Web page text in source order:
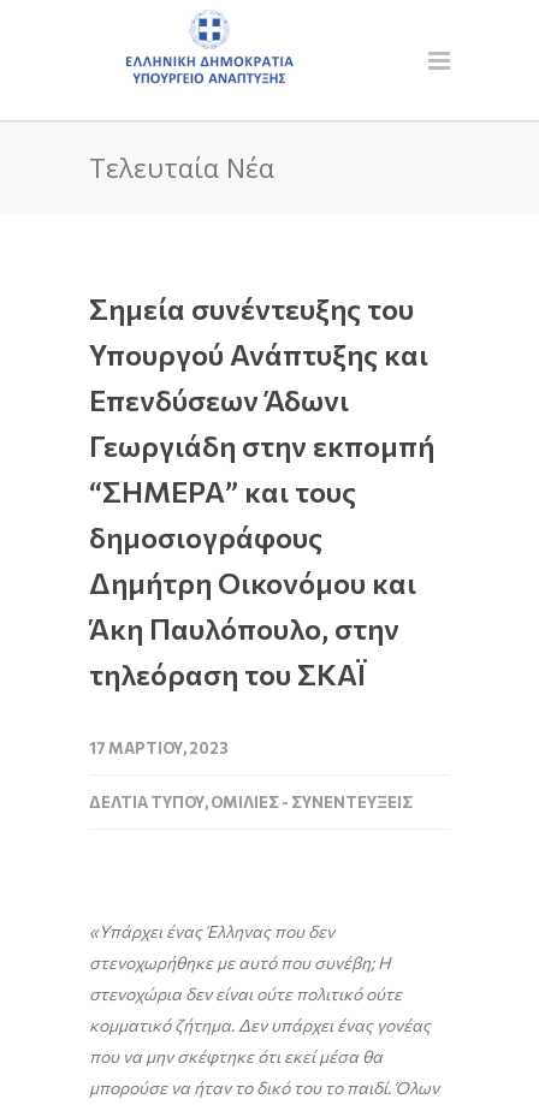
Τελευταία Νέα
Σημεία συνέντευξης του
Υπουργού Ανάπτυξης και
Επενδύσεων Άδωνι
Γεωργιάδη στην εκπομπή
“ΣΗΜΕΡΑ” και τους
δημοσιογράφους
Δημήτρη Οικονόμου και
Άκη Παυλόπουλο, στην
τηλεόραση του ΣΚΑΪ
17 ΜΑΡΤΊΟΥ, 2023
ΔΕΛΤΊΑ ΤΎΠΟΥ,ΟΜΙΛΊΕΣ - ΣΥΝΕΝΤΕΎΞΕΙΣ
«Υπάρχει ένας Έλληνας που δεν
στενοχωρήθηκε με αυτό που συνέβη; Η
στενοχώρια δεν είναι ούτε πολιτικό ούτε
κομματικό ζήτημα. Δεν υπάρχει ένας γονέας
που να μην σκέφτηκε ότι εκεί μέσα θα
μπορούσε να ήταν το δικό του το παιδί. Όλων